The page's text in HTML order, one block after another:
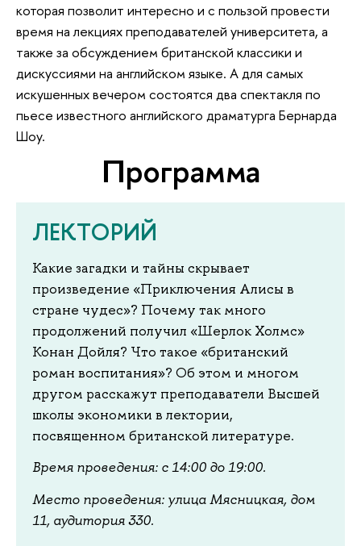
которая позволит интересно и с пользой провести
время на лекциях преподавателей университета, а
также за обсуждением британской классики и
дискуссиями на английском языке. А для самых
искушенных вечером состоятся два спектакля по
пьесе известного английского драматурга Бернарда
Шоу.
Программа
ЛЕКТОРИЙ
Какие загадки и тайны скрывает
произведение «Приключения Алисы в
стране чудес»? Почему так много
продолжений получил «Шерлок Холмс»
Конан Дойля? Что такое «британский
роман воспитания»? Об этом и многом
другом расскажут преподаватели Высшей
школы экономики в лектории,
посвященном британской литературе.
Время проведения: с 14:00 до 19:00.
Место проведения: улица Мясницкая, дом
11, аудитория 330.